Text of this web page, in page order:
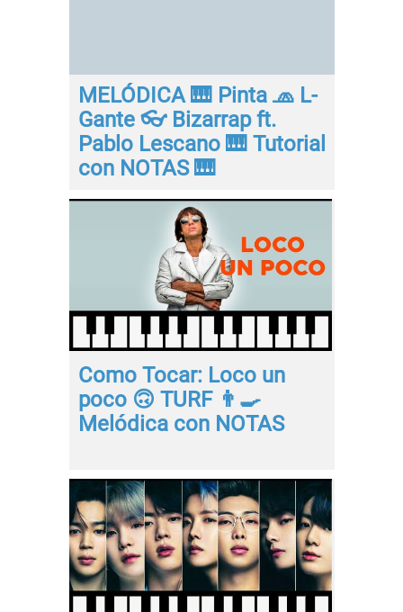
MELÓDICA 🎹 Pinta 🧢 L-
Gante 👓 Bizarrap ft.
Pablo Lescano 🎹 Tutorial
con NOTAS 🎹
Como Tocar: Loco un
poco 🙃 TURF 👨‍🍳
Melódica con NOTAS